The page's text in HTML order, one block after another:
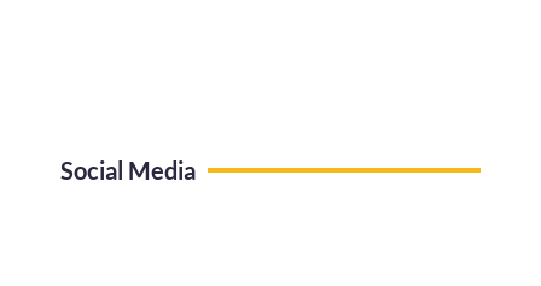
Social Media